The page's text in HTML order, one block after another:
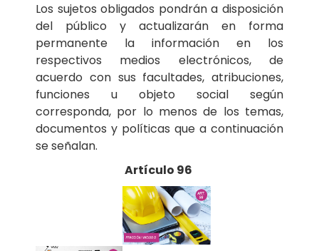
Los sujetos obligados pondrán a disposición
del público y actualizarán en forma
permanente la información en los
respectivos medios electrónicos, de
acuerdo con sus facultades, atribuciones,
funciones u objeto social según
corresponda, por lo menos de los temas,
documentos y políticas que a continuación
se señalan.
Artículo 96